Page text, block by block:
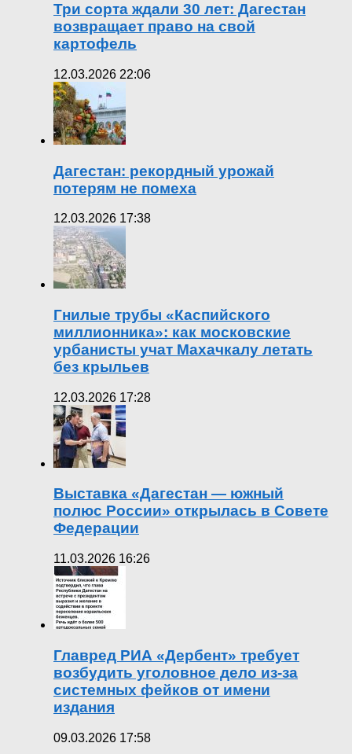
Три сорта ждали 30 лет: Дагестан
возвращает право на свой
картофель
12.03.2026 22:06
Дагестан: рекордный урожай
потерям не помеха
12.03.2026 17:38
Гнилые трубы «Каспийского
миллионника»: как московские
урбанисты учат Махачкалу летать
без крыльев
12.03.2026 17:28
Выставка «Дагестан — южный
полюс России» открылась в Совете
Федерации
11.03.2026 16:26
Главред РИА «Дербент» требует
возбудить уголовное дело из-за
системных фейков от имени
издания
09.03.2026 17:58